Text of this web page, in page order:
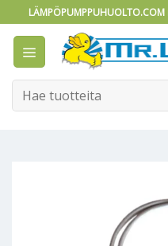
to
content
Etsi: